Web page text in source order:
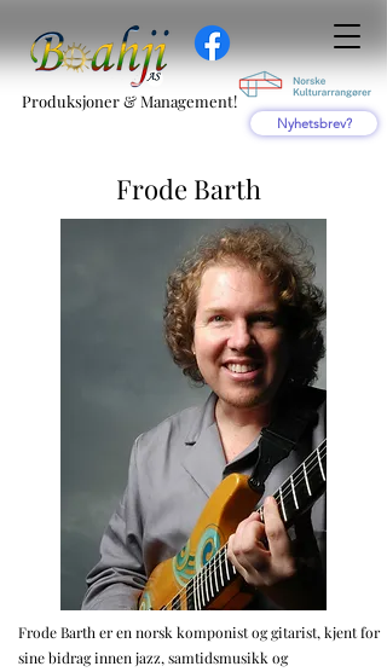
Nyhetsbrev?
Produksjoner & Management!
Frode Barth
Frode Barth er en norsk komponist og gitarist, kjent for
sine bidrag innen jazz, samtidsmusikk og